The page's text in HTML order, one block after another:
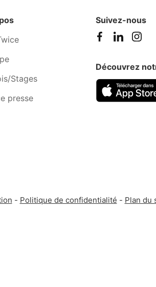
Stages
presse
Suivez-nous
Découvrez
- Politique de confidentialité - Plan du